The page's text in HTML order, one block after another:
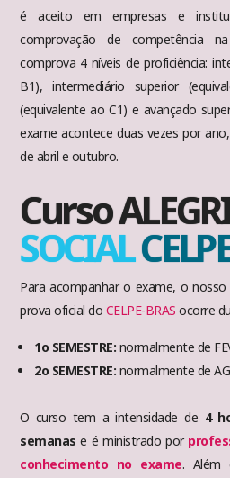
é aceito em empresas e
comprovação de competência
comprova 4 níveis de proficiência:
B1), intermediário superior
(equivalente ao C1) e avançado
exame acontece duas vezes por
de abril e outubro.
Curso
SOCIAL
Para acompanhar o exame, o
prova oficial do CELPE-BRAS ocorre
1o SEMESTRE: normalmente de
2o SEMESTRE: normalmente de
O curso tem a intensidade de 4
semanas e é ministrado por
conhecimento no exame. Além